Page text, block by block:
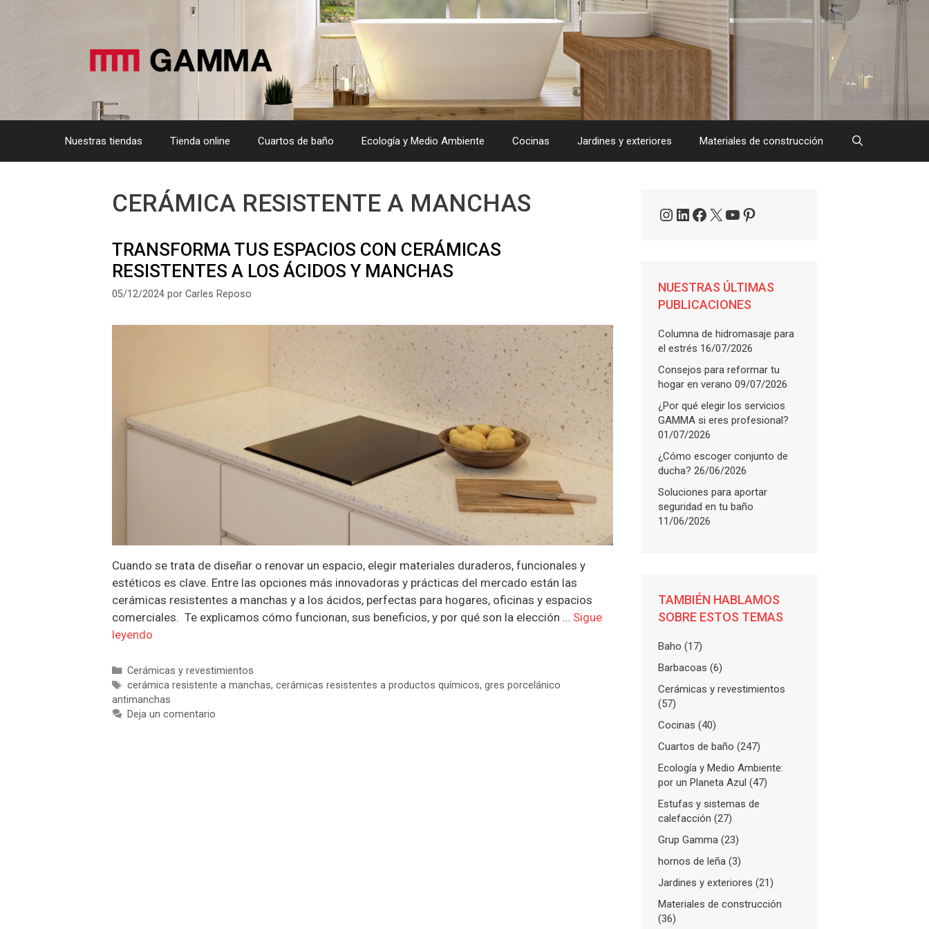
Nuestras tiendas Tienda online Cuartos de baño Ecología y Medio Ambiente Cocinas Jardines y exteriores Materiales de construcción
CERÁMICA RESISTENTE A MANCHAS
TRANSFORMA TUS ESPACIOS CON CERÁMICAS
RESISTENTES A LOS ÁCIDOS Y MANCHAS
05/12/2024 por Carles Reposo
Cuando se trata de diseñar o renovar un espacio, elegir materiales duraderos, funcionales y
estéticos es clave. Entre las opciones más innovadoras y prácticas del mercado están las
cerámicas resistentes a manchas y a los ácidos, perfectas para hogares, oficinas y espacios
comerciales. Te explicamos cómo funcionan, sus beneficios, y por qué son la elección … Sigue
leyendo
Categorías
Cerámicas y revestimientos
Etiquetas
cerámica resistente a manchas, cerámicas resistentes a productos químicos, gres porcelánico
antimanchas
Deja un comentario
Instagram
LinkedIn
Facebook
X YouTube
Pinterest
NUESTRAS ÚLTIMAS
PUBLICACIONES
Columna de hidromasaje para
el estrés 16/07/2026
Consejos para reformar tu
hogar en verano 09/07/2026
¿Por qué elegir los servicios
GAMMA si eres profesional?
01/07/2026
¿Cómo escoger conjunto de
ducha? 26/06/2026
Soluciones para aportar
seguridad en tu baño
11/06/2026
TAMBIÉN HABLAMOS
SOBRE ESTOS TEMAS
Baho (17)
Barbacoas (6)
Cerámicas y revestimientos
(57)
Cocinas (40)
Cuartos de baño (247)
Ecología y Medio Ambiente:
por un Planeta Azul (47)
Estufas y sistemas de
calefacción (27)
Grup Gamma (23)
hornos de leña (3)
Jardines y exteriores (21)
Materiales de construcción
(36)